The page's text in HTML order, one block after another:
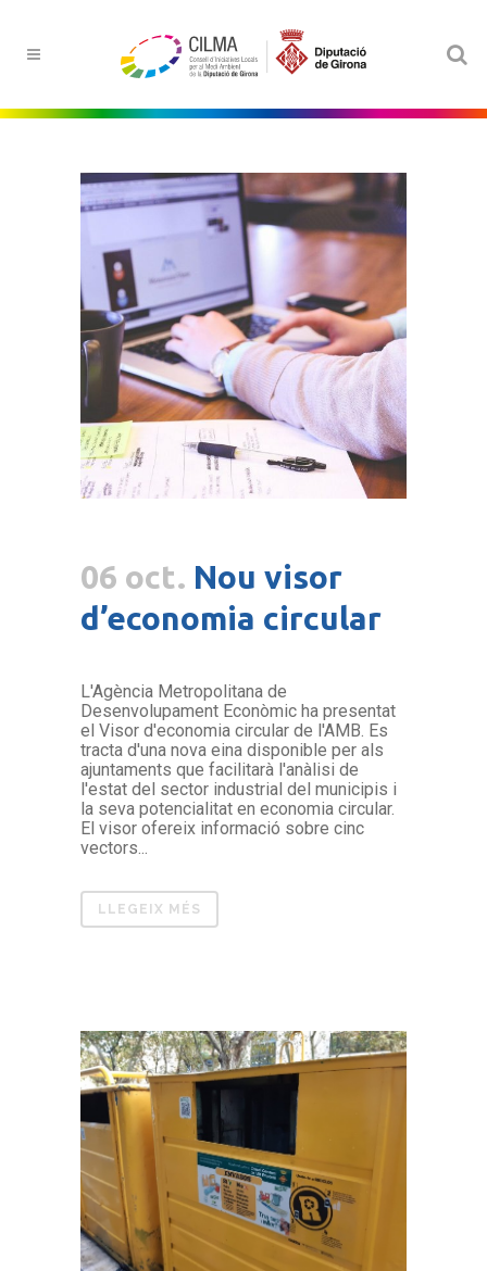
06 oct. Nou visor
d’economia circular
L'Agència Metropolitana de
Desenvolupament Econòmic ha presentat
el Visor d'economia circular de l'AMB. Es
tracta d'una nova eina disponible per als
ajuntaments que facilitarà l'anàlisi de
l'estat del sector industrial del municipis i
la seva potencialitat en economia circular.
El visor ofereix informació sobre cinc
vectors...
LLEGEIX MÉS